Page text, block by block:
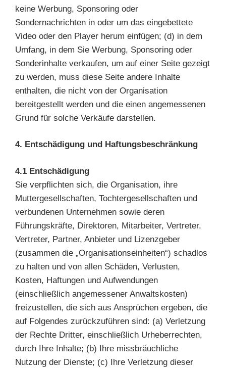
keine Werbung, Sponsoring oder
Sondernachrichten in oder um das eingebettete
Video oder den Player herum einfügen; (d) in dem
Umfang, in dem Sie Werbung, Sponsoring oder
Sonderinhalte verkaufen, um auf einer Seite gezeigt
zu werden, muss diese Seite andere Inhalte
enthalten, die nicht von der Organisation
bereitgestellt werden und die einen angemessenen
Grund für solche Verkäufe darstellen.
4. Entschädigung und Haftungsbeschränkung
4.1 Entschädigung
Sie verpflichten sich, die Organisation, ihre
Muttergesellschaften, Tochtergesellschaften und
verbundenen Unternehmen sowie deren
Führungskräfte, Direktoren, Mitarbeiter, Vertreter,
Vertreter, Partner, Anbieter und Lizenzgeber
(zusammen die „Organisationseinheiten“) schadlos
zu halten und von allen Schäden, Verlusten,
Kosten, Haftungen und Aufwendungen
(einschließlich angemessener Anwaltskosten)
freizustellen, die sich aus Ansprüchen ergeben, die
auf Folgendes zurückzuführen sind: (a) Verletzung
der Rechte Dritter, einschließlich Urheberrechten,
durch Ihre Inhalte; (b) Ihre missbräuchliche
Nutzung der Dienste; (c) Ihre Verletzung dieser